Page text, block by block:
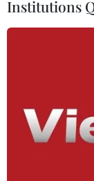
Institutions